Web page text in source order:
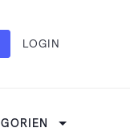
LOGIN